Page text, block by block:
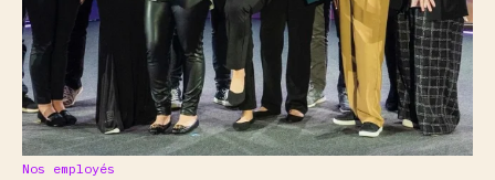
Nos employés